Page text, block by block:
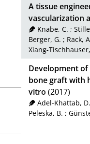
A tissue
vascularization
Knabe, C. ;
Berger, G. ; Rack,
Xiang-
Development
bone graft with
vitro (2017)
Adel-Khattab, D.
Peleska, B. ;